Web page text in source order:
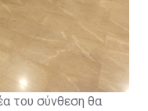
του σύνθεση θα